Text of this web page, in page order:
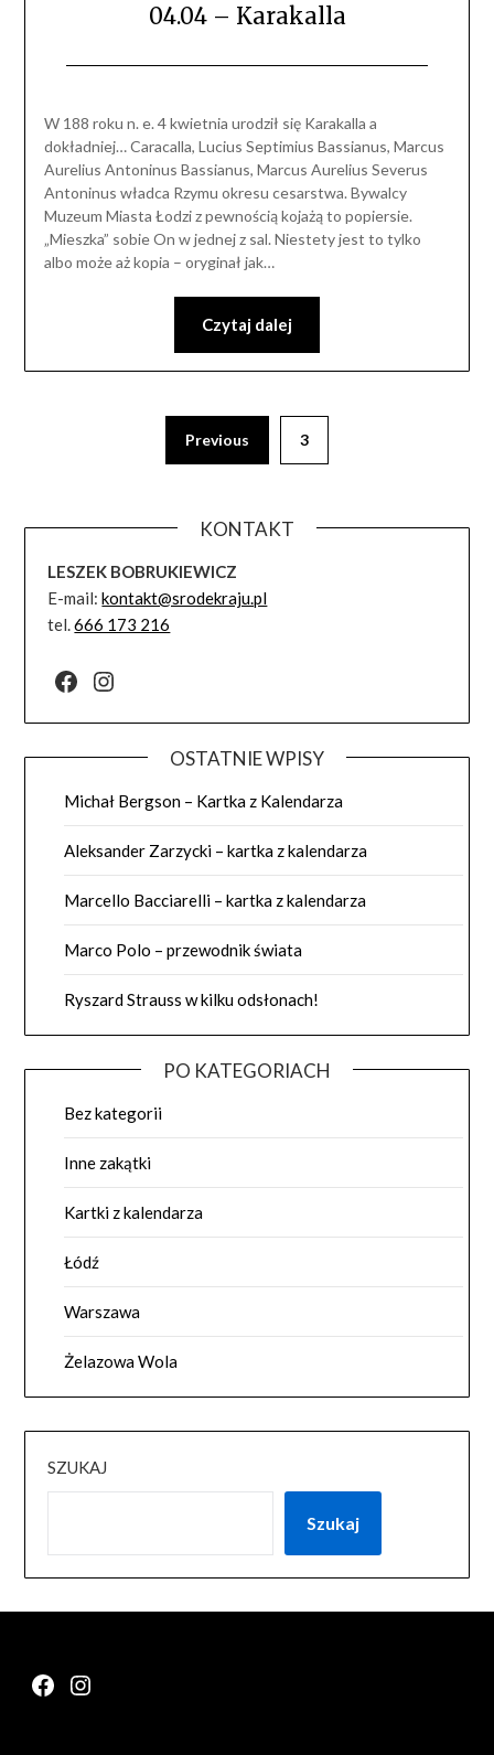
04.04 – Karakalla
W 188 roku n. e. 4 kwietnia urodził się Karakalla a
dokładniej… Caracalla, Lucius Septimius Bassianus, Marcus
Aurelius Antoninus Bassianus, Marcus Aurelius Severus
Antoninus władca Rzymu okresu cesarstwa. Bywalcy
Muzeum Miasta Łodzi z pewnością kojażą to popiersie.
„Mieszka” sobie On w jednej z sal. Niestety jest to tylko
albo może aż kopia – oryginał jak…
Czytaj dalej
Previous 3
KONTAKT
LESZEK BOBRUKIEWICZ
E-mail:kontakt@srodekraju.pl
tel.666 173 216
Facebook
Instagram
OSTATNIE WPISY
Michał Bergson – Kartka z Kalendarza
Aleksander Zarzycki – kartka z kalendarza
Marcello Bacciarelli – kartka z kalendarza
Marco Polo – przewodnik świata
Ryszard Strauss w kilku odsłonach!
PO KATEGORIACH
Bez kategorii
Inne zakątki
Kartki z kalendarza
Łódź
Warszawa
Żelazowa Wola
SZUKAJ
Szukaj
Facebook
Instagram